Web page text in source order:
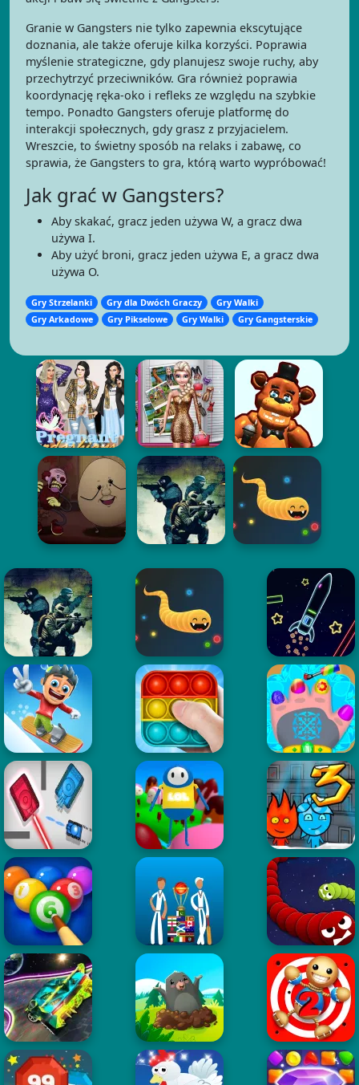
Granie w Gangsters nie tylko zapewnia ekscytujące
doznania, ale także oferuje kilka korzyści. Poprawia
myślenie strategiczne, gdy planujesz swoje ruchy, aby
przechytrzyć przeciwników. Gra również poprawia
koordynację ręka-oko i refleks ze względu na szybkie
tempo. Ponadto Gangsters oferuje platformę do
interakcji społecznych, gdy grasz z przyjacielem.
Wreszcie, to świetny sposób na relaks i zabawę, co
sprawia, że Gangsters to gra, którą warto wypróbować!
Jak grać w Gangsters?
Aby skakać, gracz jeden używa W, a gracz dwa
używa I.
Aby użyć broni, gracz jeden używa E, a gracz dwa
używa O.
Gry Strzelanki Gry dla Dwóch Graczy
Gry Walki
Gry Arkadowe
Gry Pikselowe Gry Walki Gry Gangsterskie